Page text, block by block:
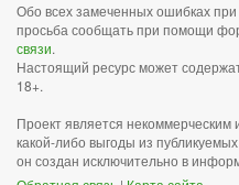
Обо всех замеченных ошибках при
просьба сообщать при помощи
связи.
Настоящий ресурс может
18+.
Проект является
какой-либо выгоды из
он создан исключительно в